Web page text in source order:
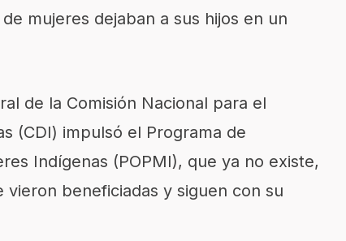
mujeres dejaban a sus hijos en un
de la Comisión Nacional para el
(CDI) impulsó el Programa de
Indígenas (POPMI), que ya no existe,
beneficiadas y siguen con su